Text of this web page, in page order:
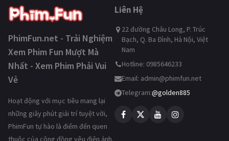
PhimFun.net - Trải Nghiệm
Xem Phim Fun Mượt Mà
Nhất - Xem Phim Phải Vui
Vẻ
Hoạt động với mục tiêu mang lại
những giây phút giải trí tuyệt vời,
PhimFun tự hào là điểm đến quen
thuộc của cộng đồng yêu điện ảnh.
Liên Hệ
22 đường Châu Long, P. Trúc
Bạch, Q. Ba Đình, Hà Nội, Việt
Nam
Hotline: 0985646233
Email: admin@phimfun.net
Telegram:@golden885